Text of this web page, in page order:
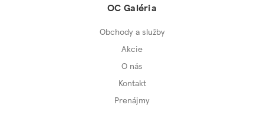
OC Galéria
Obchody a služby
Akcie
O nás
Kontakt
Prenájmy